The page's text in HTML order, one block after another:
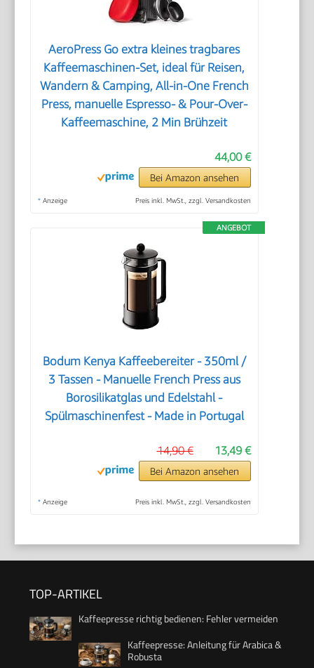
AeroPress Go extra kleines tragbares
Kaffeemaschinen-Set, ideal für Reisen,
Wandern & Camping, All-in-One French
Press, manuelle Espresso- & Pour-Over-
Kaffeemaschine, 2 Min Brühzeit
44,00 €
Bei Amazon ansehen
* Anzeige Preis inkl. MwSt., zzgl. Versandkosten
ANGEBOT
Bodum Kenya Kaffeebereiter - 350ml /
3 Tassen - Manuelle French Press aus
Borosilikatglas und Edelstahl -
Spülmaschinenfest - Made in Portugal
13,49 €
14,90 €
Bei Amazon ansehen
* Anzeige Preis inkl. MwSt., zzgl. Versandkosten
TOP-ARTIKEL
Kaffeepresse richtig bedienen: Fehler vermeiden
Kaffeepresse: Anleitung für Arabica &
Robusta